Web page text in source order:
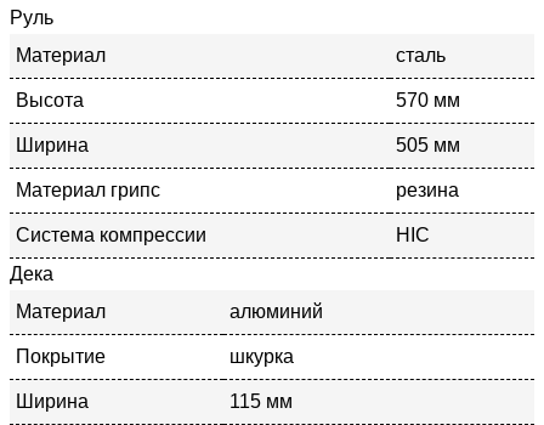
Руль
Материал
сталь
Высота 570 мм
Ширина 505 мм
Материал грипс резина
Система компрессии
HIC
Дека
Материал
алюминий
Покрытие шкурка
Ширина 115 мм